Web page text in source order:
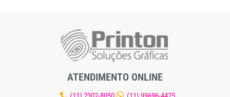
ATENDIMENTO ONLINE